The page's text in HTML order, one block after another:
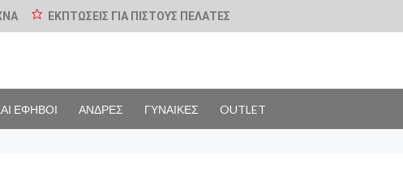
ΕΚΠΤΩΣΕΙΣ ΓΙΑ ΠΙΣΤΟΥΣ ΠΕΛΑΤΕΣ
ΕΦΗΒΟΙ ΑΝΔΡΕΣ ΓΥΝΑΙΚΕΣ OUTLET